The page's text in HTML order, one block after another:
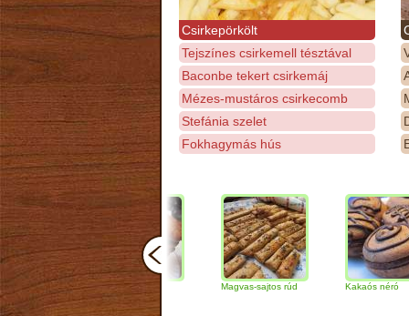
Csirkepörkölt
Tejszínes csirkemell tésztával
Baconbe tekert csirkemáj
Mézes-mustáros csirkecomb
Stefánia szelet
Fokhagymás hús
Csokoládés-diós
szendvics
Magvas-sajtos rúd Kakaós néró